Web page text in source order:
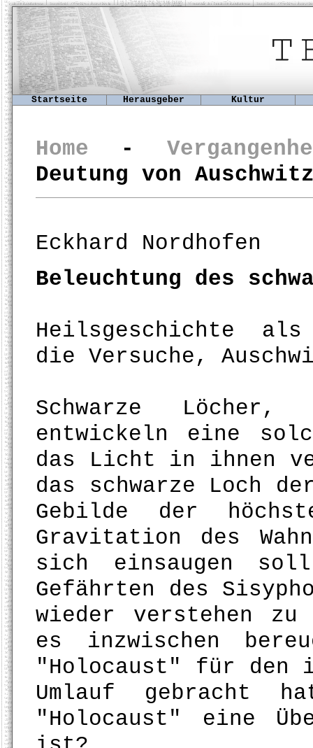
Startseite Herausgeber Kultur
Home -
Deutung von
Eckhard Nordhofen
Beleuchtung des
Heilsgeschichte
die Versuche,
Schwarze
entwickeln eine
das Licht in ihnen
das schwarze Loch
Gebilde der
Gravitation des
sich einsaugen
Gefährten des
wieder verstehen
es inzwischen
"Holocaust" für
Umlauf gebracht
"Holocaust" eine